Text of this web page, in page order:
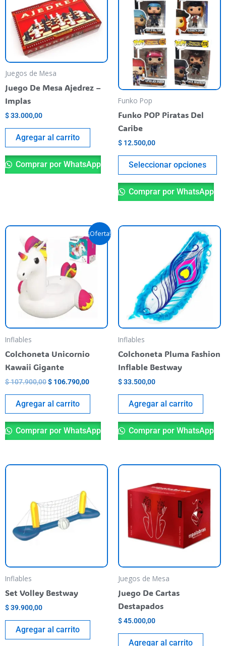
Juegos de Mesa
Juego De Mesa Ajedrez –
Implas
$33.000,00
Agregar al carrito
Comprar por WhatsApp
Funko Pop
Funko POP Piratas Del
Caribe
$ 12.500,00
Seleccionar opciones
se
Comprar por WhatsApp
¡Oferta!
Inflables
Colchoneta Unicornio
Kawaii Gigante
$107.900,00
original
$ 107.900,00.
$ 106.790,00
El
precio
actual
es:
$ 106.790,00.
Agregar al carrito
Comprar por WhatsApp
Inflables
Colchoneta Pluma Fashion
Inflable Bestway
$33.500,00
Agregar al carrito
Comprar por WhatsApp
Inflables
Set Volley Bestway
$39.900,00
Agregar al carrito
Juegos de Mesa
Juego De Cartas
Destapados
$45.000,00
Agregar al carrito